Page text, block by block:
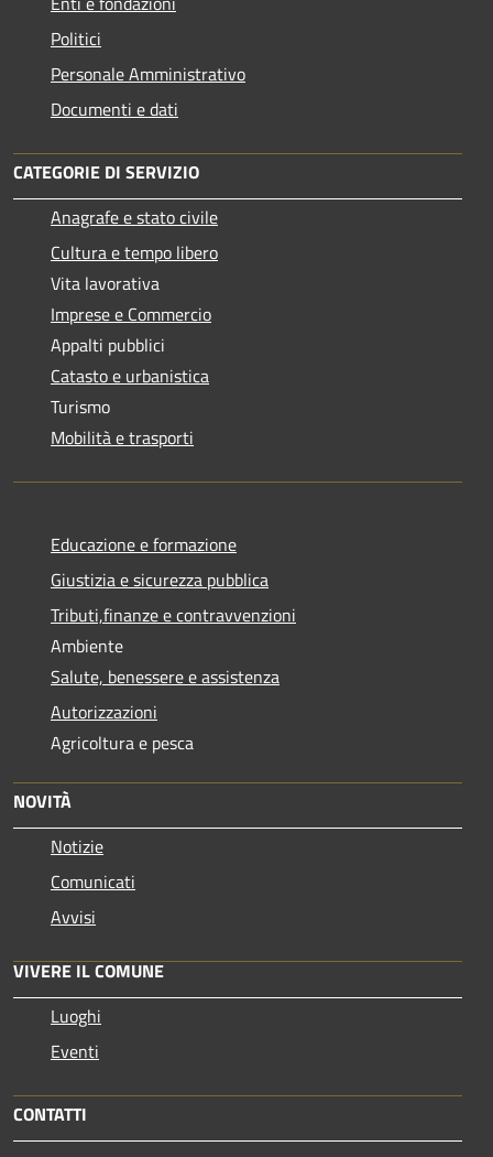
Politici
Personale Amministrativo
Documenti e dati
CATEGORIE DI SERVIZIO
Anagrafe e stato civile
Cultura e tempo libero
Vita lavorativa
Imprese e Commercio
Appalti pubblici
Catasto e urbanistica
Turismo
Mobilità e trasporti
Educazione e formazione
Giustizia e sicurezza pubblica
Tributi,finanze e contravvenzioni
Ambiente
Salute, benessere e assistenza
Autorizzazioni
Agricoltura e pesca
NOVITÀ
Notizie
Comunicati
Avvisi
VIVERE IL COMUNE
Luoghi
Eventi
CONTATTI